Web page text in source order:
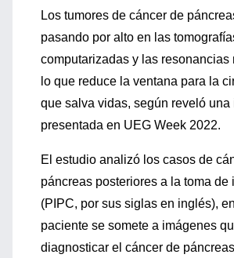
Los tumores de cáncer de
pasando por alto en las
computarizadas y las resonancias
lo que reduce la ventana para la
que salva vidas, según reveló una
presentada en UEG Week 2022.
El estudio analizó los casos de
páncreas posteriores a la toma de
(PIPC, por sus siglas en inglés),
paciente se somete a imágenes
diagnosticar el cáncer de